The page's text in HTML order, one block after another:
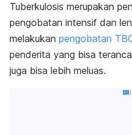
Tuberkulosis merupakan
pengobatan intensif dan
melakukan pengobatan
penderita yang bisa
juga bisa lebih meluas.